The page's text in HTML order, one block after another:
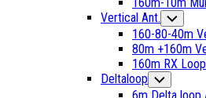
Current
Page
Parent
Vertical Ant. Toggle
Child
Menu
160-80-40m
80m +160m
160m RX
Deltaloop Toggle
Child